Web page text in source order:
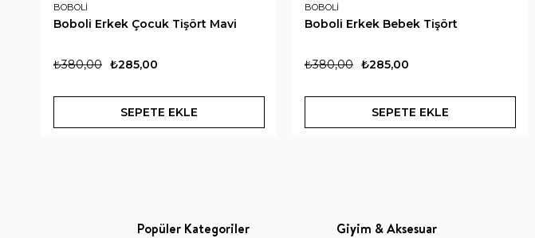
BOBOLİ
Boboli Erkek Çocuk Tişört Mavi
₺285,00
₺380,00
SEPETE EKLE
BOBOLİ
Boboli Erkek Bebek Tişört
₺285,00
₺380,00
SEPETE EKLE
Popüler Kategoriler Giyim & Aksesuar